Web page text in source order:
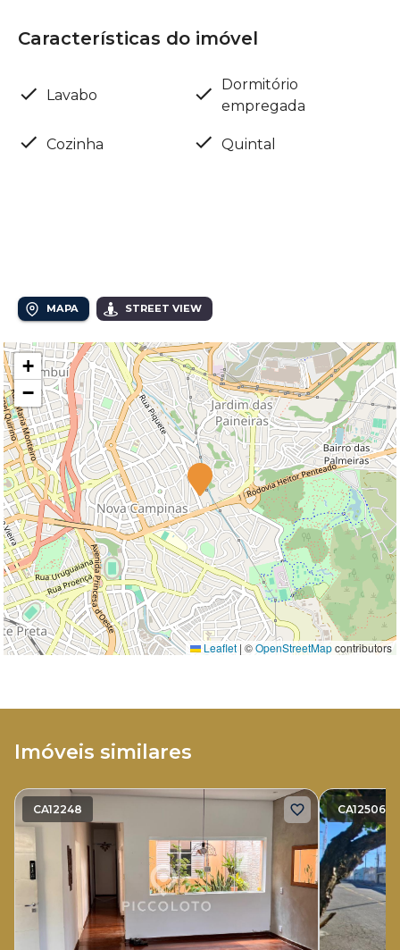
Características do imóvel
Lavabo
Dormitório
empregada
Cozinha Quintal
MAPA STREET VIEW
+
−
Leaflet | ©OpenStreetMapcontributors
Imóveis similares
CA12248 CA12506